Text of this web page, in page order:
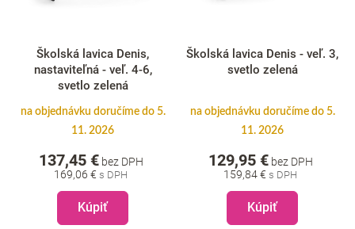
Školská lavica Denis,
nastaviteľná - veľ. 4-6,
svetlo zelená
na objednávku doručíme do 5.
11. 2026
169,06 €
137,45 €bez DPH
Kúpiť
Školská lavica Denis - veľ. 3,
svetlo zelená
na objednávku doručíme do 5.
11. 2026
159,84 €
129,95 €bez DPH
Kúpiť